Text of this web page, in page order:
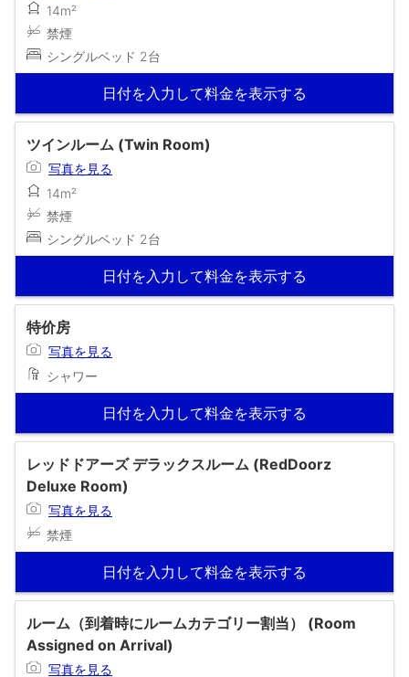
14m²
禁煙
シングルベッド 2台
日付を入力して料金を表示する
ツインルーム (Twin Room)
写真を見る
14m²
禁煙
シングルベッド 2台
日付を入力して料金を表示する
特价房
写真を見る
シャワー
日付を入力して料金を表示する
レッドドアーズ デラックスルーム (RedDoorz
Deluxe Room)
写真を見る
禁煙
日付を入力して料金を表示する
ルーム（到着時にルームカテゴリー割当） (Room
Assigned on Arrival)
写真を見る